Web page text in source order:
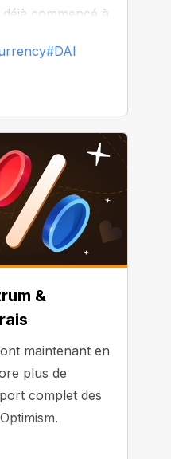
commencé à
#DAI
&
maintenant en
plus de
complet des